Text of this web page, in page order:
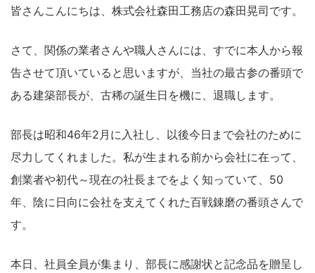
皆さんこんにちは、株式会社森田工務店の森田晃司です。
さて、関係の業者さんや職人さんには、すでに本人から報
告させて頂いていると思いますが、当社の最古参の番頭で
ある建築部長が、古稀の誕生日を機に、退職します。
部長は昭和46年2月に入社し、以後今日まで会社のために
尽力してくれました。私が生まれる前から会社に在って、
創業者や初代～現在の社長までをよく知っていて、50
年、陰に日向に会社を支えてくれた百戦錬磨の番頭さんで
す。
本日、社員全員が集まり、部長に感謝状と記念品を贈呈し